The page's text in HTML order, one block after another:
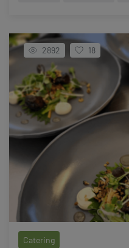
2892 18
Catering